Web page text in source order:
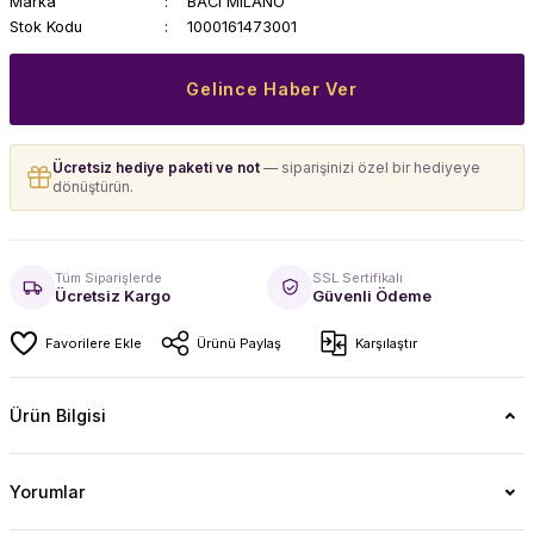
Stok Kodu
1000161473001
Gelince Haber Ver
Ücretsiz hediye paketi ve not — siparişinizi özel bir hediyeye
dönüştürün.
Tüm Siparişlerde
Ücretsiz Kargo
SSL Sertifikalı
Güvenli Ödeme
Ürünü Paylaş Karşılaştır
Ürün Bilgisi
Yorumlar